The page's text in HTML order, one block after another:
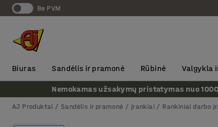
Be PVM
Biuras Sandėlis ir pramonė Rūbinė Valgykla
Nemokamas užsakymų pristatymas nuo
AJ Produktai Sandėlis ir pramonė Įrankiai Rankiniai darbo